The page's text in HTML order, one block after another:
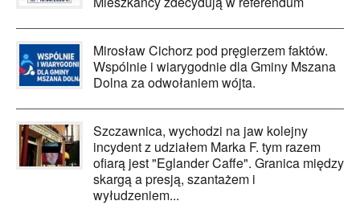
Mirosław Cichorz pod pręgierzem faktów.
Wspólnie i wiarygodnie dla Gminy Mszana
Dolna za odwołaniem wójta.
Szczawnica, wychodzi na jaw kolejny
incydent z udziałem Marka F. tym razem
ofiarą jest "Eglander Caffe". Granica między
skargą a presją, szantażem i
wyłudzeniem...